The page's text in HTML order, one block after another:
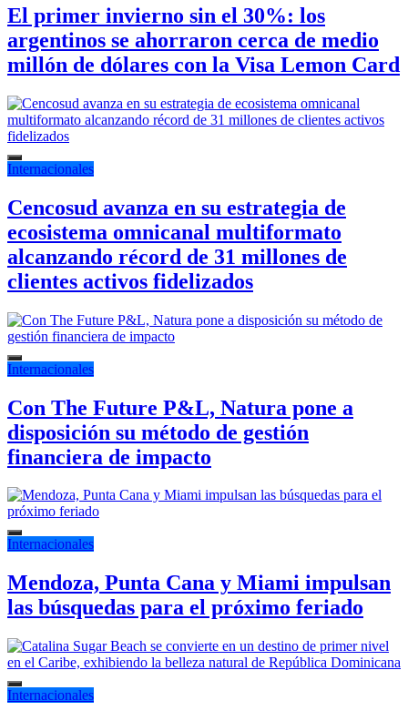
El primer invierno sin el 30%: los
argentinos se ahorraron cerca de medio
millón de dólares con la Visa Lemon Card
Internacionales
Cencosud avanza en su estrategia de
ecosistema omnicanal multiformato
alcanzando récord de 31 millones de
clientes activos fidelizados
Internacionales
Con The Future P&L, Natura pone a
disposición su método de gestión
financiera de impacto
Internacionales
Mendoza, Punta Cana y Miami impulsan
las búsquedas para el próximo feriado
Internacionales